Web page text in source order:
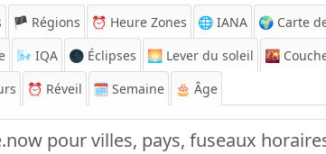
🏴 Régions ⏰ Heure Zones 🌐 IANA 🌍 Carte
🌬️ IQA 🌑 Éclipses 🌅 Lever du soleil 🌇
⏰ Réveil 🗓️ Semaine 🎂 Âge